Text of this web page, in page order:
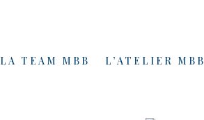
LA TEAM MBB L’ATELIER MBB